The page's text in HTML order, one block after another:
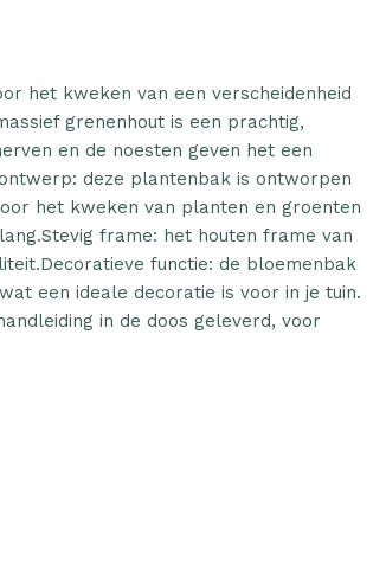
het kweken van een verscheidenheid
grenenhout is een prachtig,
en de noesten geven het een
deze plantenbak is ontworpen
het kweken van planten en groenten
frame: het houten frame van
functie: de bloemenbak
een ideale decoratie is voor in je tuin.
in de doos geleverd, voor